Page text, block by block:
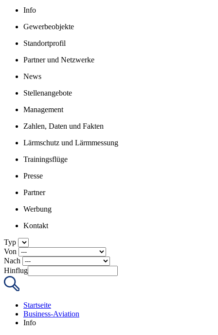
Info
Gewerbeobjekte
Standortprofil
Partner und Netzwerke
News
Stellenangebote
Management
Zahlen, Daten und Fakten
Lärmschutz und Lärmmessung
Trainingsflüge
Presse
Partner
Werbung
Kontakt
Typ
Von
Nach
Hinflug
Startseite
Business-Aviation
Info